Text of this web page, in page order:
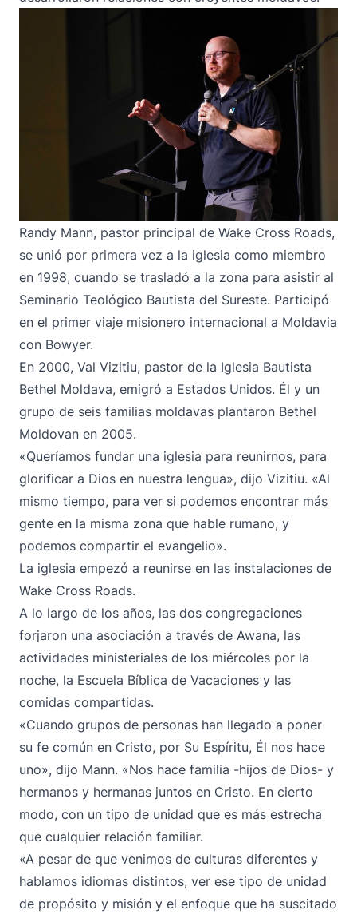
Randy Mann, pastor principal de Wake Cross Roads,
se unió por primera vez a la iglesia como miembro
en 1998, cuando se trasladó a la zona para asistir al
Seminario Teológico Bautista del Sureste. Participó
en el primer viaje misionero internacional a Moldavia
con Bowyer.
En 2000, Val Vizitiu, pastor de la Iglesia Bautista
Bethel Moldava, emigró a Estados Unidos. Él y un
grupo de seis familias moldavas plantaron Bethel
Moldovan en 2005.
«Queríamos fundar una iglesia para reunirnos, para
glorificar a Dios en nuestra lengua», dijo Vizitiu. «Al
mismo tiempo, para ver si podemos encontrar más
gente en la misma zona que hable rumano, y
podemos compartir el evangelio».
La iglesia empezó a reunirse en las instalaciones de
Wake Cross Roads.
A lo largo de los años, las dos congregaciones
forjaron una asociación a través de Awana, las
actividades ministeriales de los miércoles por la
noche, la Escuela Bíblica de Vacaciones y las
comidas compartidas.
«Cuando grupos de personas han llegado a poner
su fe común en Cristo, por Su Espíritu, Él nos hace
uno», dijo Mann. «Nos hace familia -hijos de Dios- y
hermanos y hermanas juntos en Cristo. En cierto
modo, con un tipo de unidad que es más estrecha
que cualquier relación familiar.
«A pesar de que venimos de culturas diferentes y
hablamos idiomas distintos, ver ese tipo de unidad
de propósito y misión y el enfoque que ha suscitado